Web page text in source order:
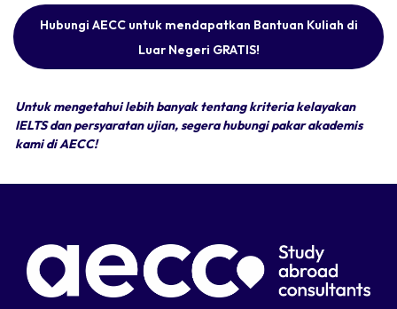
Hubungi AECC untuk mendapatkan Bantuan Kuliah di
Luar Negeri GRATIS!
Untuk mengetahui lebih banyak tentang kriteria kelayakan
IELTS dan persyaratan ujian, segera hubungi pakar akademis
kami di AECC!